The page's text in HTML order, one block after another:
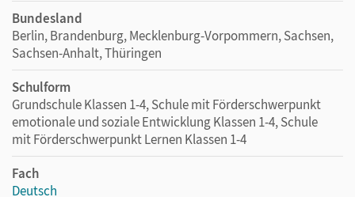
Bundesland
Berlin, Brandenburg, Mecklenburg-Vorpommern, Sachsen,
Sachsen-Anhalt, Thüringen
Schulform
Grundschule Klassen 1-4, Schule mit Förderschwerpunkt
emotionale und soziale Entwicklung Klassen 1-4, Schule
mit Förderschwerpunkt Lernen Klassen 1-4
Fach
Deutsch